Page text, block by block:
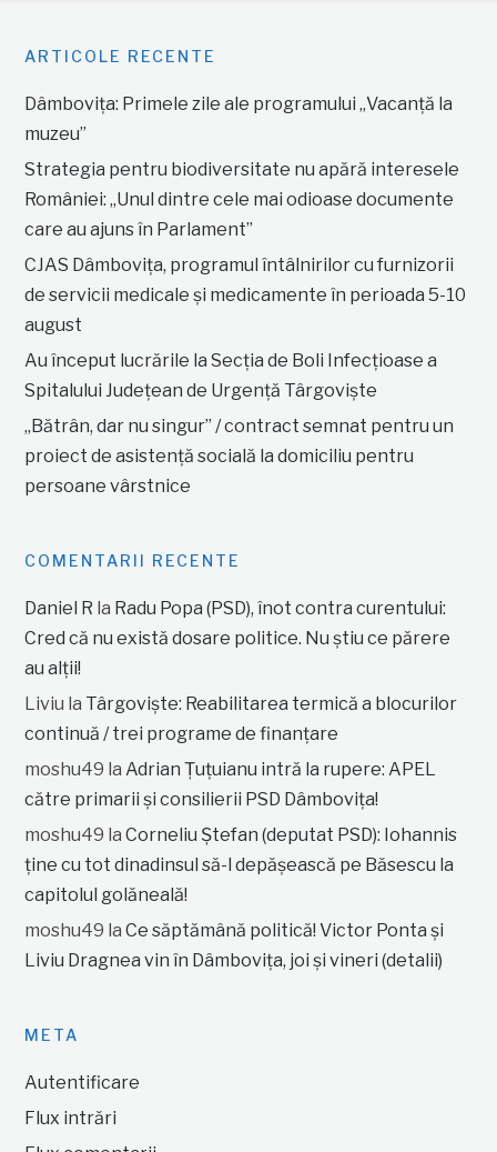
ARTICOLE RECENTE
Dâmbovița: Primele zile ale programului „Vacanță la
muzeu”
Strategia pentru biodiversitate nu apără interesele
României: „Unul dintre cele mai odioase documente
care au ajuns în Parlament”
CJAS Dâmbovița, programul întâlnirilor cu furnizorii
de servicii medicale și medicamente în perioada 5-10
august
Au început lucrările la Secția de Boli Infecțioase a
Spitalului Județean de Urgență Târgoviște
„Bătrân, dar nu singur” / contract semnat pentru un
proiect de asistență socială la domiciliu pentru
persoane vârstnice
COMENTARII RECENTE
Daniel R la Radu Popa (PSD), înot contra curentului:
Cred că nu există dosare politice. Nu știu ce părere
au alții!
Liviu la Târgoviște: Reabilitarea termică a blocurilor
continuă / trei programe de finanțare
moshu49 la Adrian Țuțuianu intră la rupere: APEL
către primarii și consilierii PSD Dâmbovița!
moshu49 laCorneliu Ștefan (deputat PSD): Iohannis
ține cu tot dinadinsul să-l depășească pe Băsescu la
capitolul golăneală!
moshu49 laCe săptămână politică! Victor Ponta și
Liviu Dragnea vin în Dâmbovița, joi și vineri (detalii)
META
Autentificare
Flux intrări